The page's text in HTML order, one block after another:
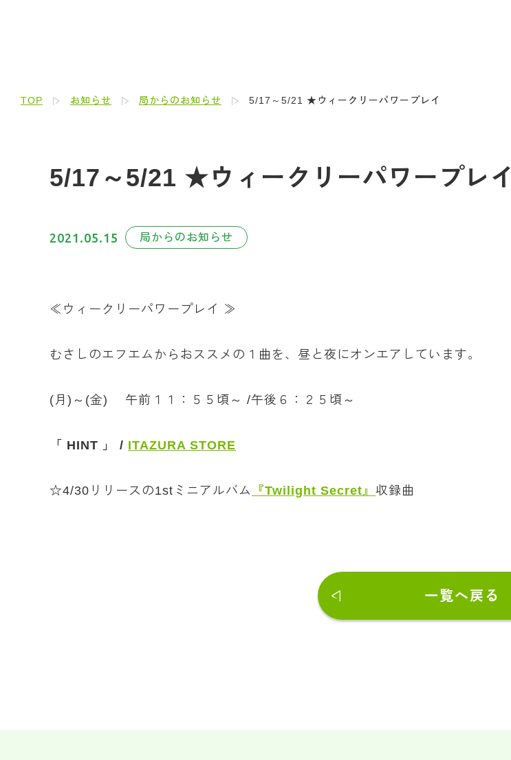
TOP お知らせ 局からのお知らせ 5/17～5/21 ★ウィークリーパワープレイ
5/17～5/21 ★ウィークリーパワープレイ
2021.05.15 局からのお知らせ
≪ウィークリーパワープレイ ≫
むさしのエフエムからおススメの１曲を、昼と夜にオンエアしています。
(月)～(金) 午前１１：５５頃～ /午後６：２５頃～
「 HINT 」 / ITAZURA STORE
☆4/30リリースの1stミニアルバム 『Twilight Secret』 収録曲
一覧へ戻る